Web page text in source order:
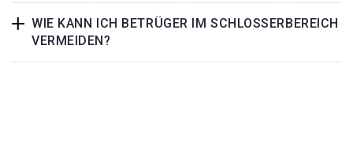
WIE KANN ICH BETRÜGER IM SCHLOSSERBEREICH
VERMEIDEN?